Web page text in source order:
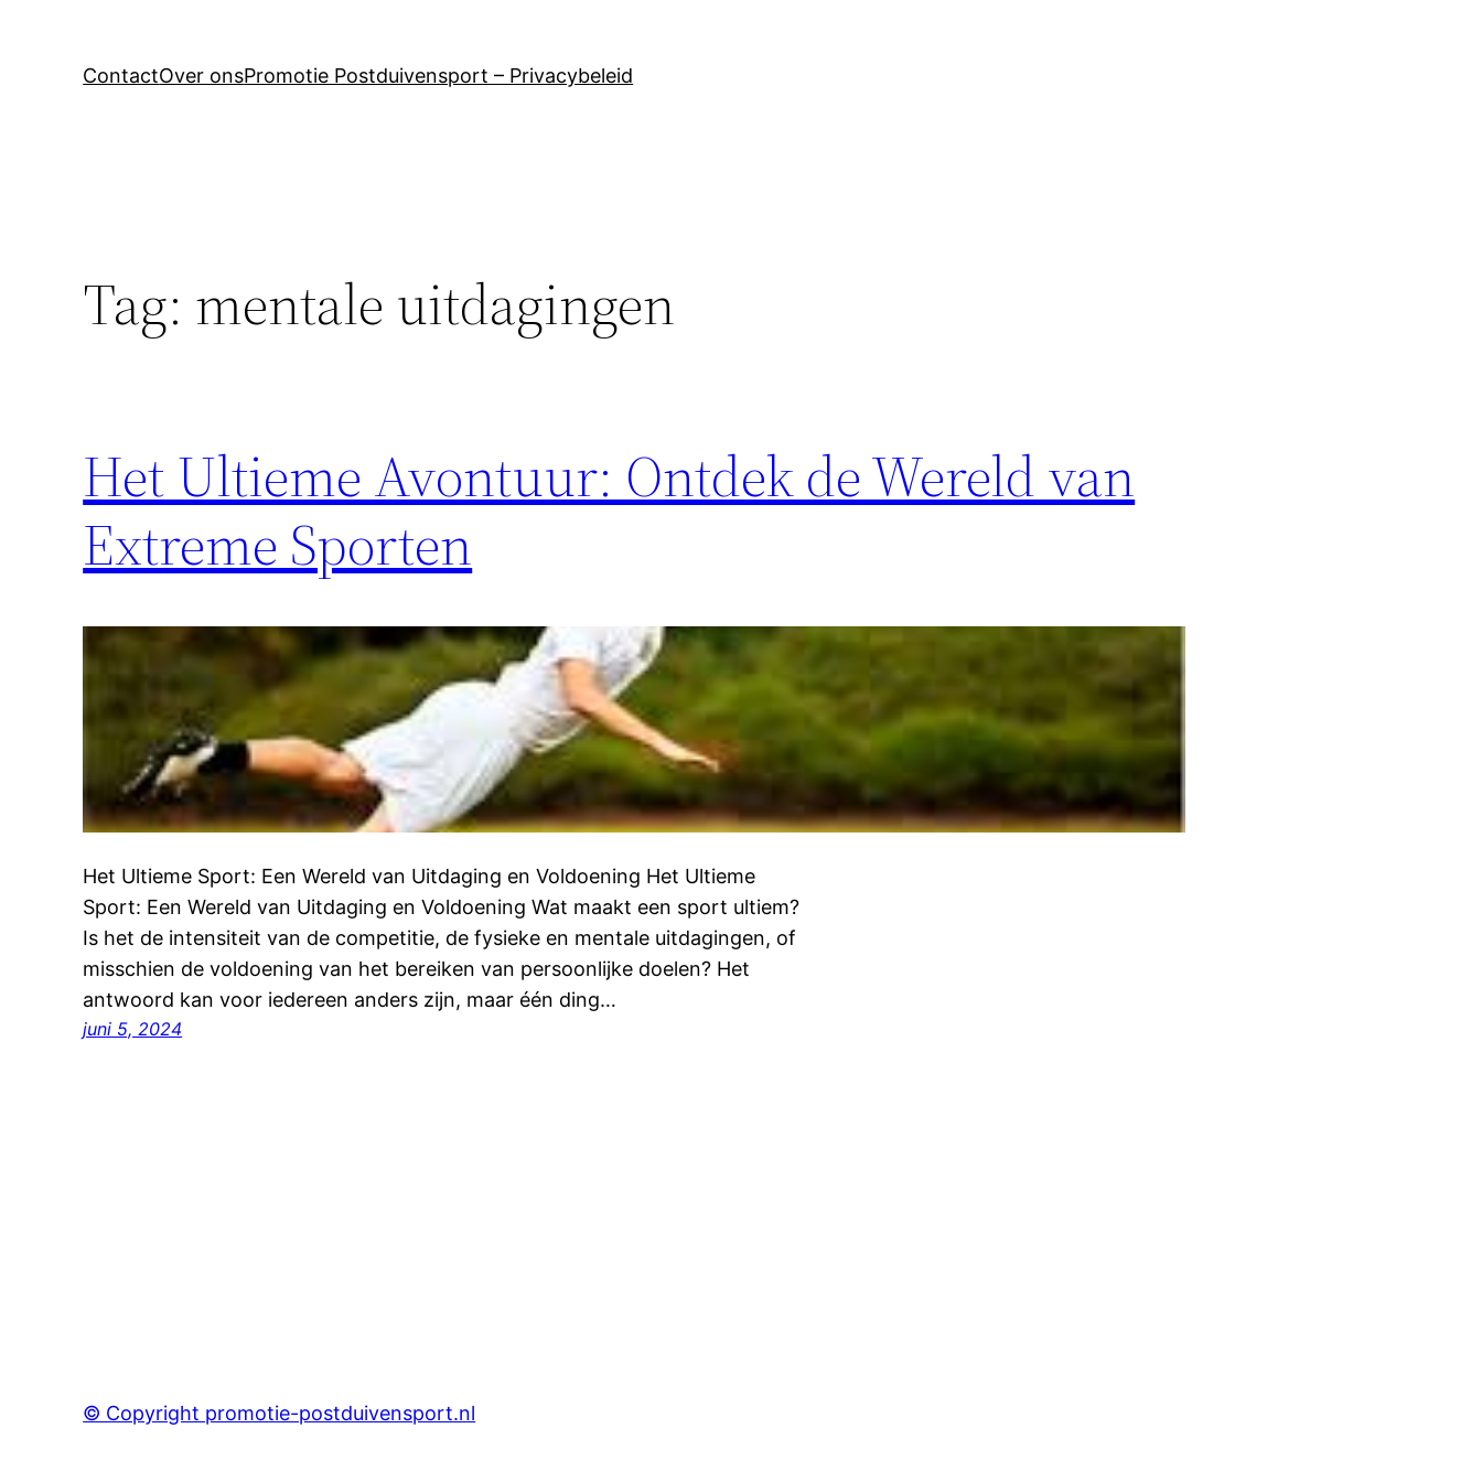
ContactOver onsPromotie Postduivensport – Privacybeleid
Tag: mentale uitdagingen
Het Ultieme Avontuur: Ontdek de Wereld van
Extreme Sporten
Het Ultieme Sport: Een Wereld van Uitdaging en Voldoening Het Ultieme
Sport: Een Wereld van Uitdaging en Voldoening Wat maakt een sport ultiem?
Is het de intensiteit van de competitie, de fysieke en mentale uitdagingen, of
misschien de voldoening van het bereiken van persoonlijke doelen? Het
antwoord kan voor iedereen anders zijn, maar één ding…
juni 5, 2024
© Copyright promotie-postduivensport.nl